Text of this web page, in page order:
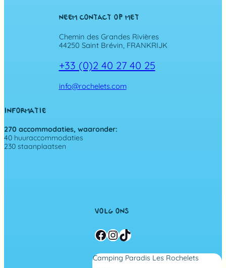
NEEM CONTACT OP MET
Chemin des Grandes Rivières
44250 Saint Brévin, FRANKRIJK
+33 (0)2 40 27 40 25
info@rochelets.com
INFORMATIE
270 accommodaties, waaronder:
40 huuraccommodaties
230 staanplaatsen
VOLG ONS
Facebook InstagramTikTok
Camping Paradis Les Rochelets